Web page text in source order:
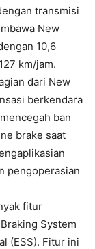
transmisi
New
10,6
km/jam.
dari New
berkendara
ban
brake saat
pengoperasian
fitur
System
(ESS). Fitur ini